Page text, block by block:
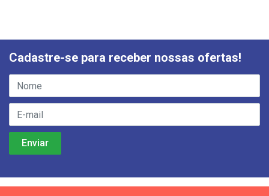
Cadastre-se para receber nossas ofertas!